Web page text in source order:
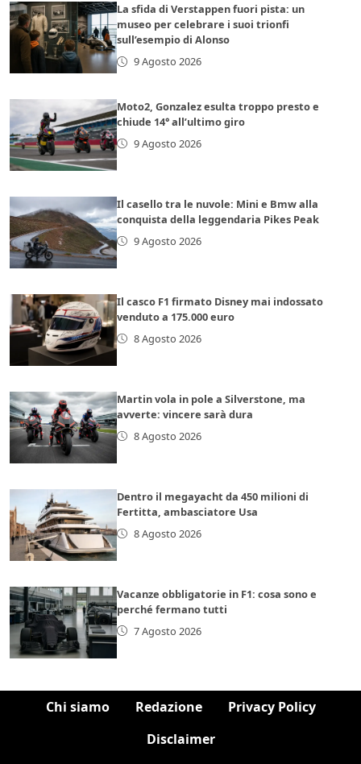
La sfida di Verstappen fuori pista: un
museo per celebrare i suoi trionfi
sull’esempio di Alonso
9 Agosto 2026
Moto2, Gonzalez esulta troppo presto e
chiude 14° all’ultimo giro
9 Agosto 2026
Il casello tra le nuvole: Mini e Bmw alla
conquista della leggendaria Pikes Peak
9 Agosto 2026
Il casco F1 firmato Disney mai indossato
venduto a 175.000 euro
8 Agosto 2026
Martin vola in pole a Silverstone, ma
avverte: vincere sarà dura
8 Agosto 2026
Dentro il megayacht da 450 milioni di
Fertitta, ambasciatore Usa
8 Agosto 2026
Vacanze obbligatorie in F1: cosa sono e
perché fermano tutti
7 Agosto 2026
Chi siamo Redazione
Privacy Policy
Disclaimer